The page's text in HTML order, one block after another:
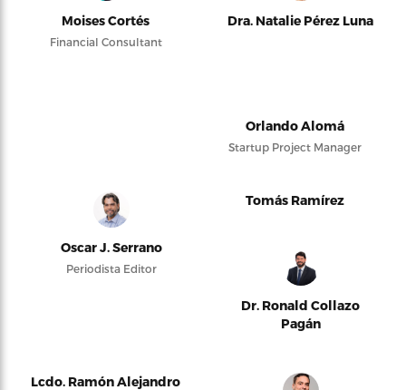
Moises Cortés
Financial Consultant
Dra. Natalie Pérez Luna
Orlando Alomá
Startup Project Manager
Oscar J. Serrano
Periodista Editor
Tomás Ramírez
Dr. Ronald Collazo
Pagán
Lcdo. Ramón Alejandro